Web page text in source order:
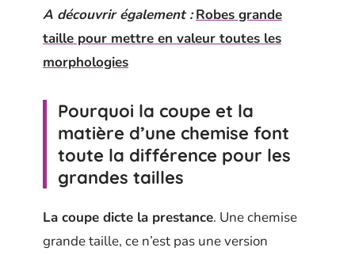
A découvrir également : Robes grande
taille pour mettre en valeur toutes les
morphologies
Pourquoi la coupe et la
matière d’une chemise font
toute la différence pour les
grandes tailles
La coupe dicte la prestance. Une chemise
grande taille, ce n’est pas une version